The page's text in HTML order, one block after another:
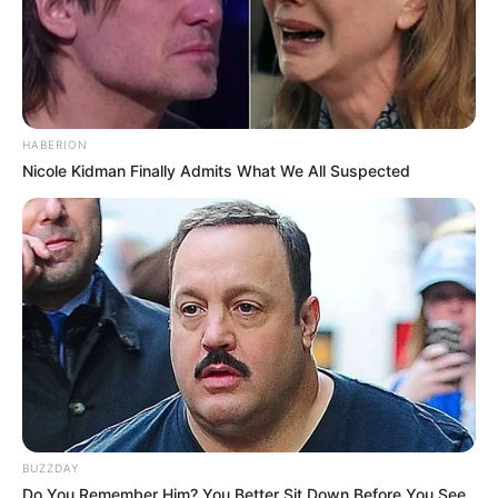
09.10.2026 12:00 Uhr: Zwiebelmarkt in Weimar im
Veranstaltungsplan für Weimar
10.10.2026 19:00 Uhr: Lullusfest in Bad Hersfeld im
Veranstaltungsplan für Bad Hersfeld
04.11.2026 14:00 Uhr: Allerheiligenkirmes in Soest im
Veranstaltungsplan für Soest
10.11.2026 18:00 Uhr: Martini in Erfurt im
Veranstaltungsplan für Erfurt
19.11.2026 00:00 Uhr: Weinfest Beaujolais Primeur in
Saarbrücken imVeranstaltungsplan für Saarbrücken
Weitere Veranstaltungsrubriken:
Klassik und Theater
Rock, Pop und Jazz
Sport
HABERION
Nicole Kidman Finally Admits What We All Suspected
BUZZDAY